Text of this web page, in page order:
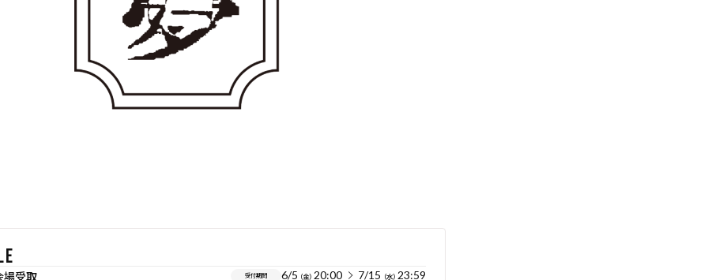
場受取 受付期間 6/5（金）20:00 7/15（水）23:59